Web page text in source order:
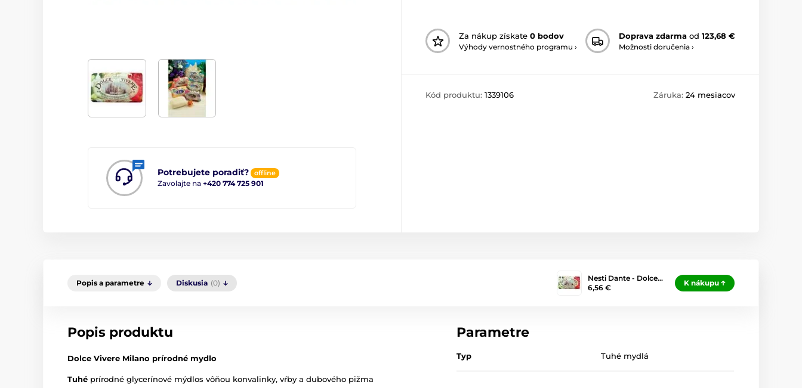
Potrebujete poradiť? offline
Zavolajte na +420 774 725 901
Za nákup získate 0 bodov
Výhody vernostného programu ›
Doprava zdarma od 123,68 €
Možnosti doručenia ›
Kód produktu: 1339106 Záruka: 24 mesiacov
Popis a parametre Diskusia (0)
Nesti Dante - Dolce…
6,56 €
K nákupu
Popis produktu
Dolce Vivere Milano prírodné mydlo
Tuhé prírodné glycerínové mýdlos vôňou konvalinky, vŕby a dubového pižma
Parametre
Typ Tuhé mydlá